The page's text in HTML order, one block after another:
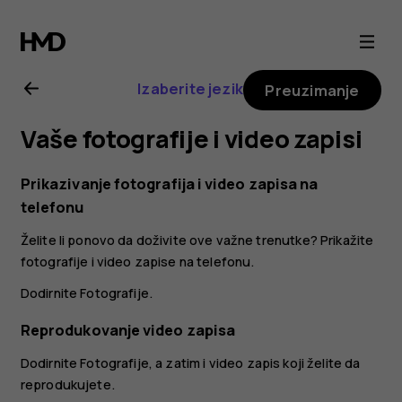
Nokia
8.1
uputstvo
za
korisnika
Izaberite jezik Preuzimanje
Vaše fotografije i video zapisi
Prikazivanje fotografija i video zapisa na
telefonu
Želite li ponovo da doživite ove važne trenutke? Prikažite
fotografije i video zapise na telefonu.
DodirniteFotografije.
Reprodukovanje video zapisa
DodirniteFotografije, a zatim i video zapis koji želite da
reprodukujete.